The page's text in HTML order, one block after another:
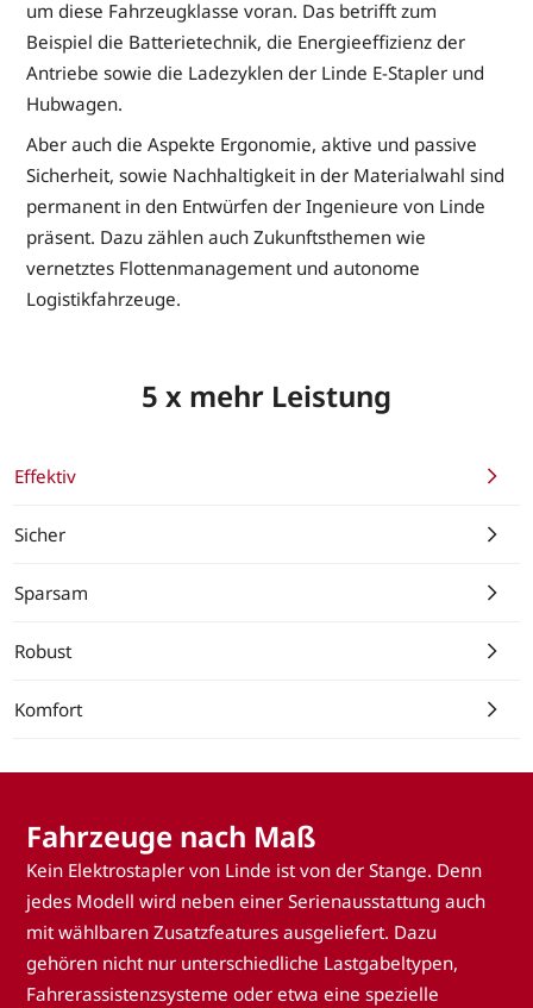
um diese Fahrzeugklasse voran. Das betrifft zum
Beispiel die Batterietechnik, die Energieeffizienz der
Antriebe sowie die Ladezyklen der Linde E-Stapler und
Hubwagen.
Aber auch die Aspekte Ergonomie, aktive und passive
Sicherheit, sowie Nachhaltigkeit in der Materialwahl sind
permanent in den Entwürfen der Ingenieure von Linde
präsent. Dazu zählen auch Zukunftsthemen wie
vernetztes Flottenmanagement und autonome
Logistikfahrzeuge.
5 x mehr Leistung
Effektiv
Sicher
Sparsam
Robust
Komfort
Fahrzeuge nach Maß
Kein Elektrostapler von Linde ist von der Stange. Denn
jedes Modell wird neben einer Serienausstattung auch
mit wählbaren Zusatzfeatures ausgeliefert. Dazu
gehören nicht nur unterschiedliche Lastgabeltypen,
Fahrerassistenzsysteme oder etwa eine spezielle